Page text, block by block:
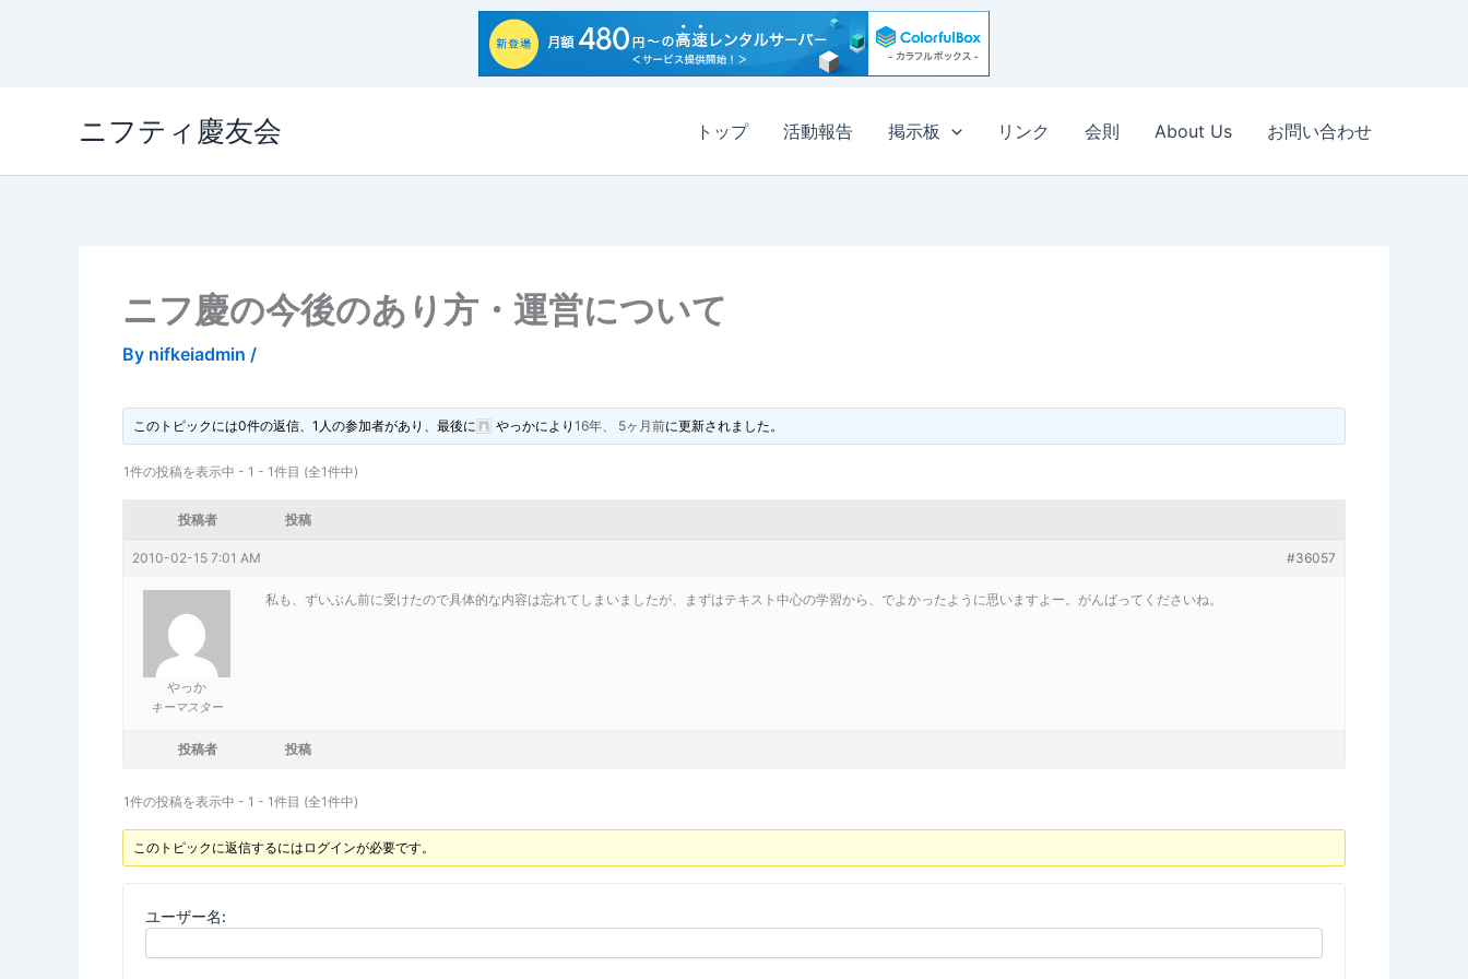
ニフティ慶友会 トップ 活動報告 掲示板 リンク 会則 About Us お問い合わせ
ニフ慶の今後のあり方・運営について
By nifkeiadmin /
このトピックには0件の返信、1人の参加者があり、最後に やっかにより16年、 5ヶ月前に更新されました。
1件の投稿を表示中 - 1 - 1件目 (全1件中)
投稿者 投稿
2010-02-15 7:01 AM #36057
やっか
キーマスター
私も、ずいぶん前に受けたので具体的な内容は忘れてしまいましたが、まずはテキスト中心の学習から、でよかったように思いますよー。がんばってくださいね。
投稿者 投稿
1件の投稿を表示中 - 1 - 1件目 (全1件中)
このトピックに返信するにはログインが必要です。
ユーザー名: